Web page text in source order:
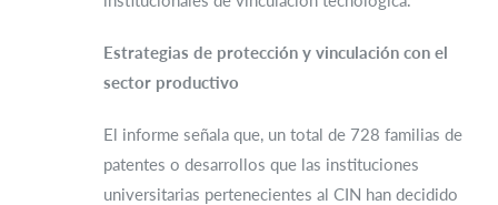
Estrategias de protección y vinculación con el
sector productivo
El informe señala que, un total de 728 familias de
patentes o desarrollos que las instituciones
universitarias pertenecientes al CIN han decidido